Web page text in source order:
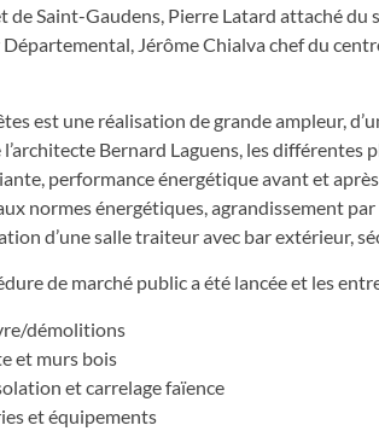
de Saint-Gaudens, Pierre Latard attaché
Jérôme Chialva chef du
est une réalisation de grande ampleur,
Bernard Laguens, les différentes
performance énergétique avant et
normes énergétiques, agrandissement
d’une salle traiteur avec bar extérieur,
de marché public a été lancée et les
démolitions
et murs bois
et carrelage faïence
et équipements